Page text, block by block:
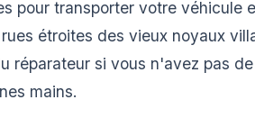
pour transporter votre véhicule
étroites des vieux noyaux
réparateur si vous n'avez pas
mains.